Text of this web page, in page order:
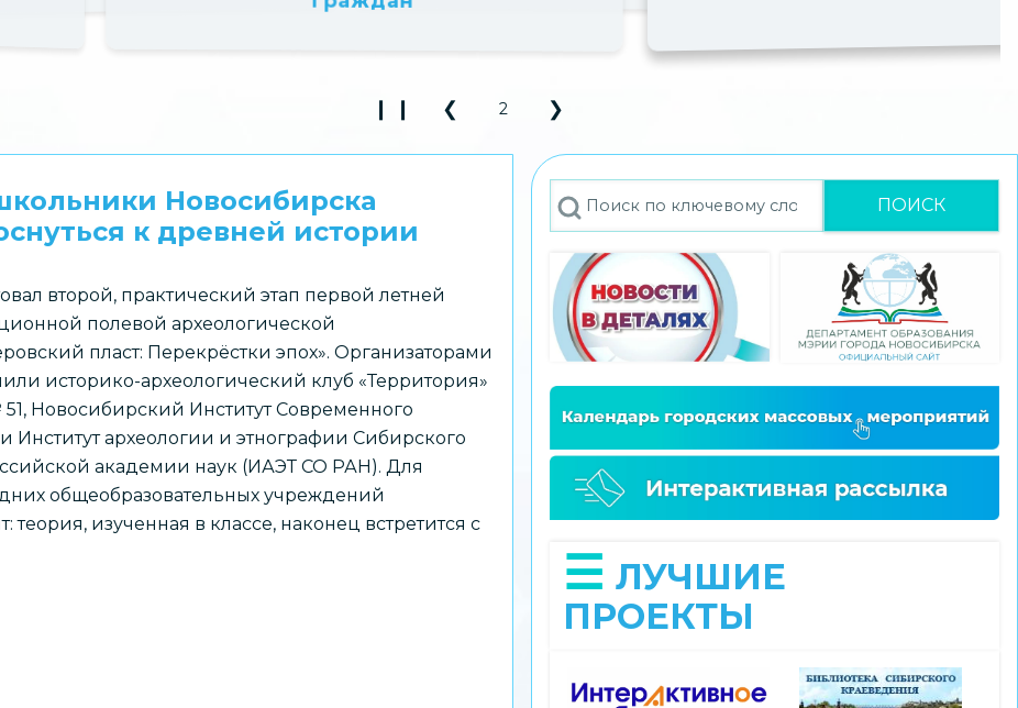
Play Pause 3D Carousel
❙ ❙
Previous Slide
❮ 2
Next Slide
❯
Новосибирска
к древней истории
второй, практический этап первой летней
полевой археологической
пласт: Перекрёстки эпох». Организаторами
историко-археологический клуб «Территория»
Новосибирский Институт Современного
Институт археологии и этнографии Сибирского
академии наук (ИАЭТ СО РАН). Для
общеобразовательных учреждений
изученная в классе, наконец встретится с
Поиск
ЛУЧШИЕ
ПРОЕКТЫ